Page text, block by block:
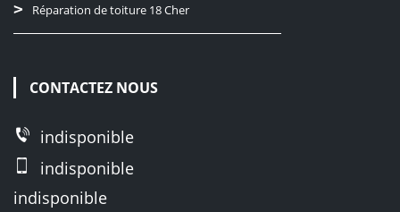
Réparation de toiture 18 Cher
CONTACTEZ NOUS
indisponible
indisponible
indisponible